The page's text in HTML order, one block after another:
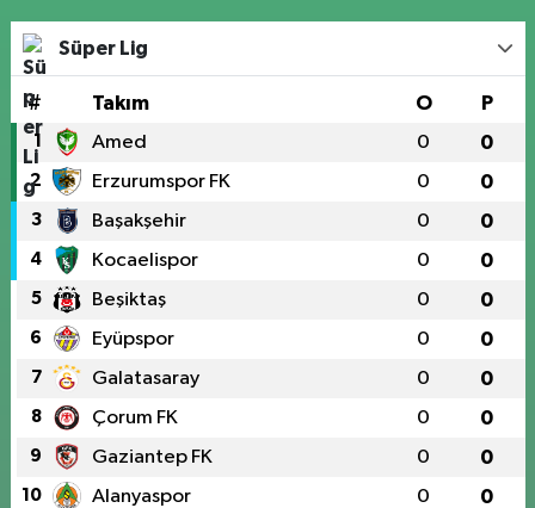
Süper Lig
# Takım O P
1 Amed 0 0
2 Erzurumspor FK 0 0
3 Başakşehir 0 0
4 Kocaelispor 0 0
5 Beşiktaş 0 0
6 Eyüpspor 0 0
7 Galatasaray 0 0
8 Çorum FK 0 0
9 Gaziantep FK 0 0
10 Alanyaspor 0 0